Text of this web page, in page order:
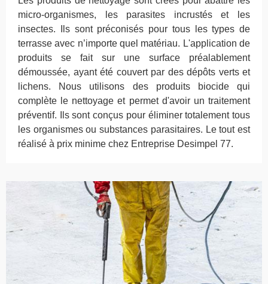
micro-organismes, les parasites incrustés et les
insectes. Ils sont préconisés pour tous les types de
terrasse avec n’importe quel matériau. L'application de
produits se fait sur une surface préalablement
démoussée, ayant été couvert par des dépôts verts et
lichens. Nous utilisons des produits biocide qui
complète le nettoyage et permet d'avoir un traitement
préventif. Ils sont conçus pour éliminer totalement tous
les organismes ou substances parasitaires. Le tout est
réalisé à prix minime chez Entreprise Desimpel 77.